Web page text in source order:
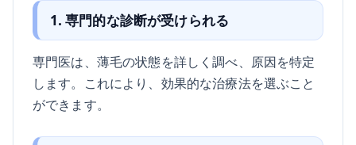
1. 専門的な診断が受けられる
専門医は、薄毛の状態を詳しく調べ、原因を特定
します。これにより、効果的な治療法を選ぶこと
ができます。